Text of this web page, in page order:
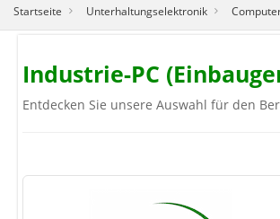
Startseite Unterhaltungselektronik
Industrie-PC
Entdecken Sie unsere Auswahl für den